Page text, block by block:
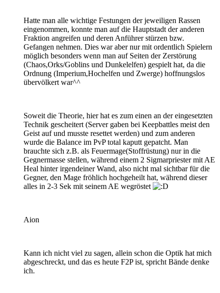
Hatte man alle wichtige Festungen der jeweiligen Rassen
eingenommen, konnte man auf die Hauptstadt der anderen
Fraktion angreifen und deren Anführer stürzen bzw.
Gefangen nehmen. Dies war aber nur mit ordentlich Spielern
möglich besonders wenn man auf Seiten der Zerstörung
(Chaos,Orks/Goblins und Dunkelelfen) gespielt hat, da die
Ordnung (Imperium,Hochelfen und Zwerge) hoffnungslos
übervölkert war^^
Soweit die Theorie, hier hat es zum einen an der eingesetzten
Technik gescheitert (Server gaben bei Keepbattles meist den
Geist auf und musste resettet werden) und zum anderen
wurde die Balance im PvP total kaputt gepatcht. Man
brauchte sich z.B. als Feuermage(Stoffrüstung) nur in die
Gegnermasse stellen, während einem 2 Sigmarpriester mit AE
Heal hinter irgendeiner Wand, also nicht mal sichtbar für die
Gegner, den Mage fröhlich hochgeheilt hat, während dieser
alles in 2-3 Sek mit seinem AE wegröstet
Aion
Kann ich nicht viel zu sagen, allein schon die Optik hat mich
abgeschreckt, und das es heute F2P ist, spricht Bände denke
ich.